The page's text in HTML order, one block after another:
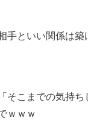
といい関係は築
そこまでの気持ち
ｗｗｗ